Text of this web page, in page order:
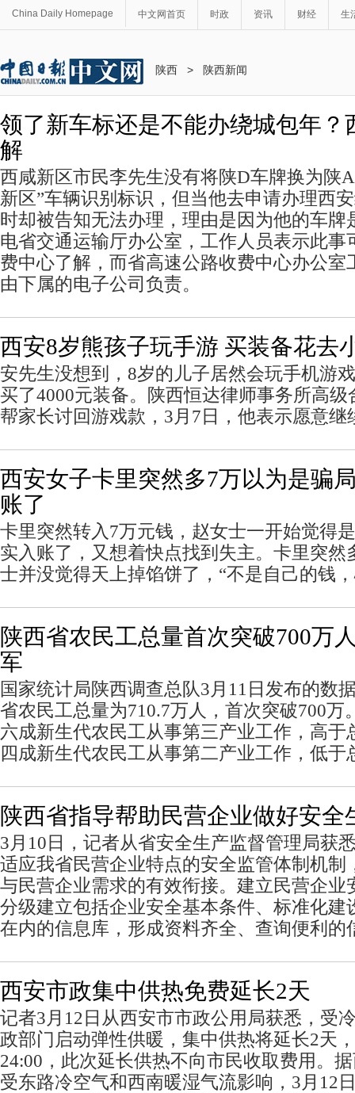
China Daily Homepage 中文网首页 时政 资讯 财经 生
陕西 > 陕西新闻
领了新车标还是不能办绕城包年？
解
西咸新区市民李先生没有将陕D车牌换为陕
新区”车辆识别标识，但当他去申请办理西
时却被告知无法办理，理由是因为他的车牌
电省交通运输厅办公室，工作人员表示此事
费中心了解，而省高速公路收费中心办公室
由下属的电子公司负责。
西安8岁熊孩子玩手游 买装备花去
安先生没想到，8岁的儿子居然会玩手机游
买了4000元装备。陕西恒达律师事务所高
帮家长讨回游戏款，3月7日，他表示愿意继
西安女子卡里突然多7万以为是骗
账了
卡里突然转入7万元钱，赵女士一开始觉得
实入账了，又想着快点找到失主。卡里突然
士并没觉得天上掉馅饼了，“不是自己的钱
陕西省农民工总量首次突破700万
军
国家统计局陕西调查总队3月11日发布的数
省农民工总量为710.7万人，首次突破700万
六成新生代农民工从事第三产业工作，高于
四成新生代农民工从事第二产业工作，低于
陕西省指导帮助民营企业做好安全
3月10日，记者从省安全生产监督管理局获
适应我省民营企业特点的安全监管体制机制
与民营企业需求的有效衔接。建立民营企业
分级建立包括企业安全基本条件、标准化建
在内的信息库，形成资料齐全、查询便利的
西安市政集中供热免费延长2天
记者3月12日从西安市市政公用局获悉，受
政部门启动弹性供暖，集中供热将延长2天
24:00，此次延长供热不向市民收取费用。
受东路冷空气和西南暖湿气流影响，3月12